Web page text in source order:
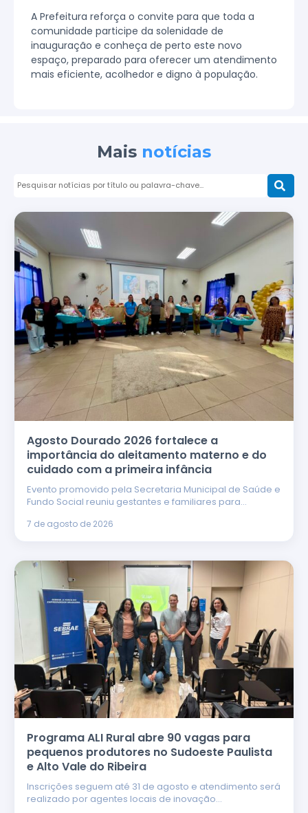
A Prefeitura reforça o convite para que toda a
comunidade participe da solenidade de
inauguração e conheça de perto este novo
espaço, preparado para oferecer um atendimento
mais eficiente, acolhedor e digno à população.
Mais notícias
Agosto Dourado 2026 fortalece a
importância do aleitamento materno e do
cuidado com a primeira infância
Evento promovido pela Secretaria Municipal de Saúde e
Fundo Social reuniu gestantes e familiares para…
7 de agosto de 2026
Programa ALI Rural abre 90 vagas para
pequenos produtores no Sudoeste Paulista
e Alto Vale do Ribeira
Inscrições seguem até 31 de agosto e atendimento será
realizado por agentes locais de inovação…